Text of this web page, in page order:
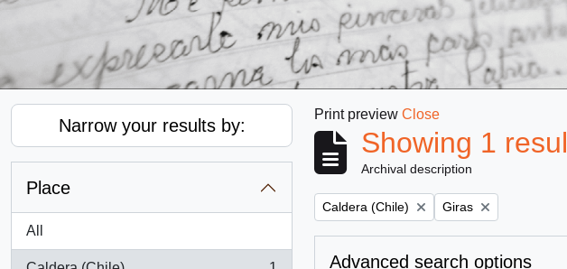
Narrow your results by:
Place
All
Print preview Close
Showing 1
Archival description
Remove filter:
Caldera (Chile) Remove filter:
Giras
Advanced search options